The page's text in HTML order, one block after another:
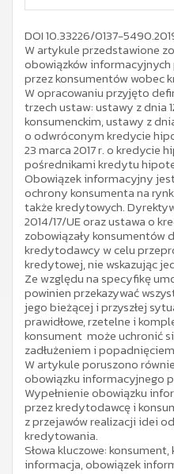
DOI 10.33226/0137-
W artykule przedstawione
obowiązków informacyjnych
przez konsumentów wobec
W opracowaniu przyjęto
trzech ustaw: ustawy z dnia
konsumenckim, ustawy z
o odwróconym kredycie
23 marca 2017 r. o kredycie
pośrednikami kredytu
Obowiązek informacyjny
ochrony konsumenta na
także kredytowych.
2014/17/UE oraz ustawa o
zobowiązały konsumentów
kredytodawcy w celu
kredytowej, nie wskazując
Ze względu na specyfikę
powinien przekazywać
jego bieżącej i przyszłej
prawidłowe, rzetelne i
konsument może uchronić
zadłużeniem i
W artykule poruszono
obowiązku informacyjnego
Wypełnienie obowiązku
przez kredytodawcę i
z przejawów realizacji idei
kredytowania.
Słowa kluczowe:
informacja, obowiązek